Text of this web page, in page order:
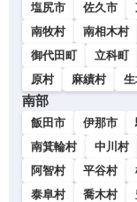
塩尻市
佐久市
南牧村
南相木村
御代田町
立科町
原村
麻績村
南部
飯田市 伊那市
南箕輪村
中川村
阿智村
平谷村
泰阜村
喬木村